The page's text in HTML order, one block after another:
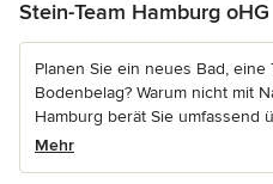
Stein-Team Hamburg oHG
Planen Sie ein neues Bad,
Bodenbelag? Warum nicht mit
Hamburg berät Sie umfassend
Mehr